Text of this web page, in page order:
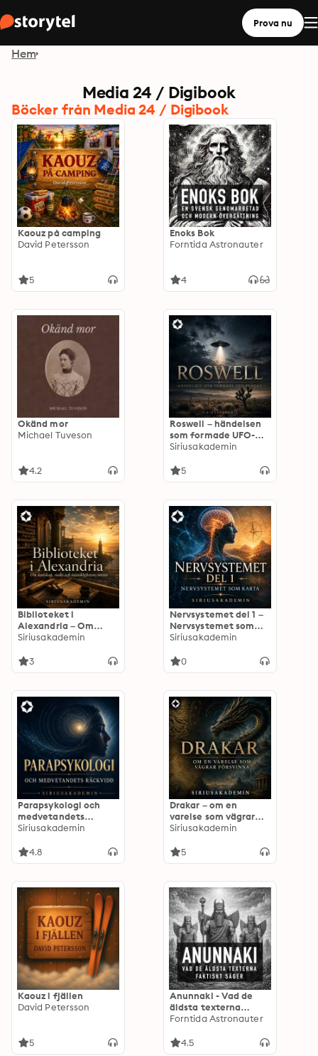
Prova nu
Hem
Media 24 / Digibook
Böcker från Media 24 / Digibook
Kaouz på camping
David Petersson
5
Enoks Bok
Forntida Astronauter
4
Okänd mor
Michael Tuveson
4.2
Roswell – händelsen
som formade UFO-
frågan
Siriusakademin
5
Biblioteket i
Alexandria – Om
kunskap, makt och
minne
Siriusakademin
3
Nervsystemet del 1 –
Nervsystemet som
karta
Siriusakademin
0
Parapsykologi och
medvetandets
räckvidd
Siriusakademin
4.8
Drakar – om en
varelse som vägrar
försvinna
Siriusakademin
5
Kaouz i fjällen
David Petersson
5
Anunnaki - Vad de
äldsta texterna
faktiskt säger
Forntida Astronauter
4.5